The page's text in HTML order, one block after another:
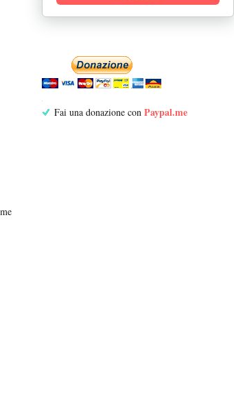
Fai una donazione con Paypal.me